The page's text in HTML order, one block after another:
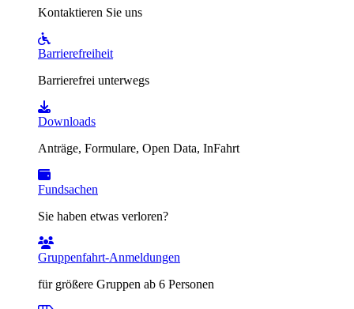
Kontaktieren Sie uns
Barrierefreiheit
Barrierefrei unterwegs
Downloads
Anträge, Formulare, Open Data, InFahrt
Fundsachen
Sie haben etwas verloren?
Gruppenfahrt-Anmeldungen
für größere Gruppen ab 6 Personen